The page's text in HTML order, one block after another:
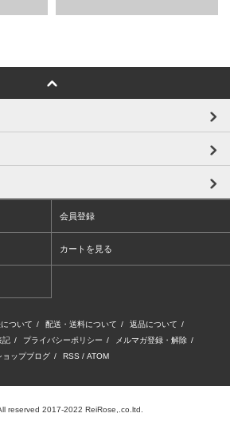
会員登録
カートを見る
ついて / 配送・送料について / 返品について /
記 / プライバシーポリシー / メルマガ登録・解除 /
ョップブログ / RSS / ATOM
reserved 2017-2022 ReiRose,.co.ltd.